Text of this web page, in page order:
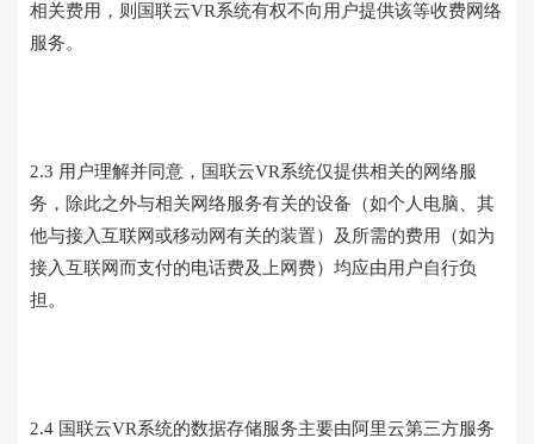
相关费用，则国联云VR系统有权不向用户提供该等收费网络
服务。
2.3 用户理解并同意，国联云VR系统仅提供相关的网络服
务，除此之外与相关网络服务有关的设备（如个人电脑、其
他与接入互联网或移动网有关的装置）及所需的费用（如为
接入互联网而支付的电话费及上网费）均应由用户自行负
担。
2.4 国联云VR系统的数据存储服务主要由阿里云第三方服务